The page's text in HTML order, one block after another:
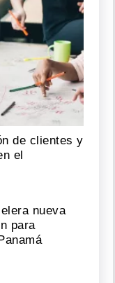
de clientes y
el
nueva
para